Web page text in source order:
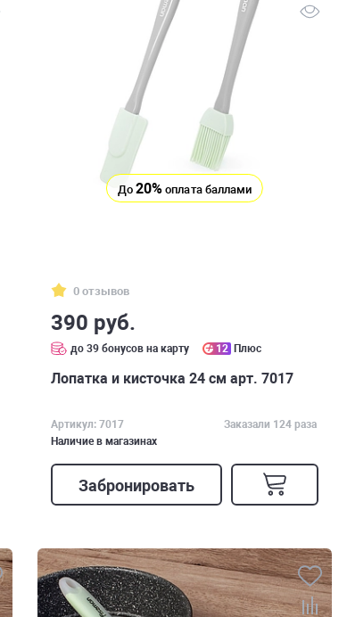
До20% оплата баллами
0 отзывов
390 руб.
до 39 бонусов на карту 12 Плюс
Лопатка и кисточка 24 см арт. 7017
Артикул: 7017
Заказали 124 раза
Наличие в магазинах
Забронировать